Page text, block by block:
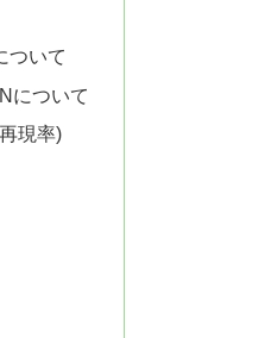
ついて
について
現率)